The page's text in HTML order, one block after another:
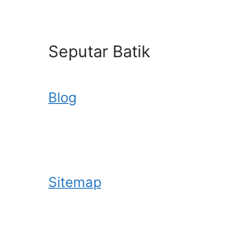
Seputar Batik
Blog
Sitemap